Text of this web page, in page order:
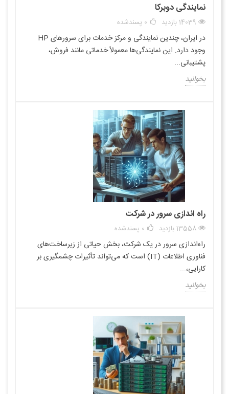
نمایندگی دوبرکا
14039 بازدید 0 پسندشده
در ایران، چندین نمایندگی و مرکز خدمات برای سرورهای HP
وجود دارد. این نمایندگی‌ها معمولاً خدماتی مانند فروش،
پشتیبانی...
بخوانید
راه اندازی سرور در شرکت
13558 بازدید 0 پسندشده
راه‌اندازی سرور در یک شرکت، بخش حیاتی از زیرساخت‌های
فناوری اطلاعات (IT) است که می‌تواند تأثیرات چشمگیری بر
کارایی،...
بخوانید